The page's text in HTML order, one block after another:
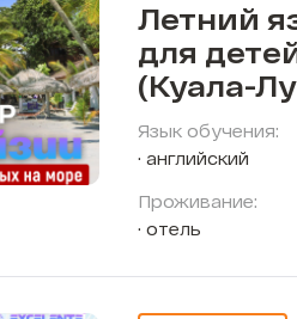
Летний
для
(Куала-
Язык обучения:
английский
Проживание:
отель